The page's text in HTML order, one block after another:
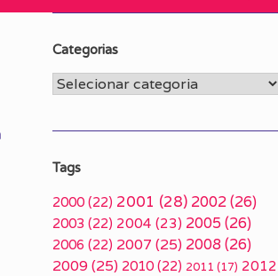
Categorias
Categorias
Tags
2000 (22) 2001 (28) 2002(26)
2003 (22) 2004 (23) 2005 (26)
2006 (22) 2007 (25) 2008(26)
2009(25) 2010 (22) 2011 (17) 2012